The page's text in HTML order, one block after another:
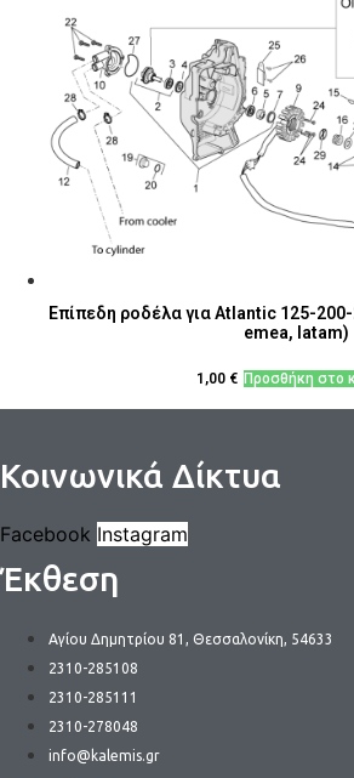
Επίπεδη ροδέλα για Atlantic 125-
emea, latam)
1,00 € Προσθήκη στο
Κοινωνικά Δίκτυα
Facebook Instagram
Έκθεση
Αγίου Δημητρίου 81, Θεσσαλονίκη, 54633
2310-285108
2310-285111
2310-278048
info@kalemis.gr